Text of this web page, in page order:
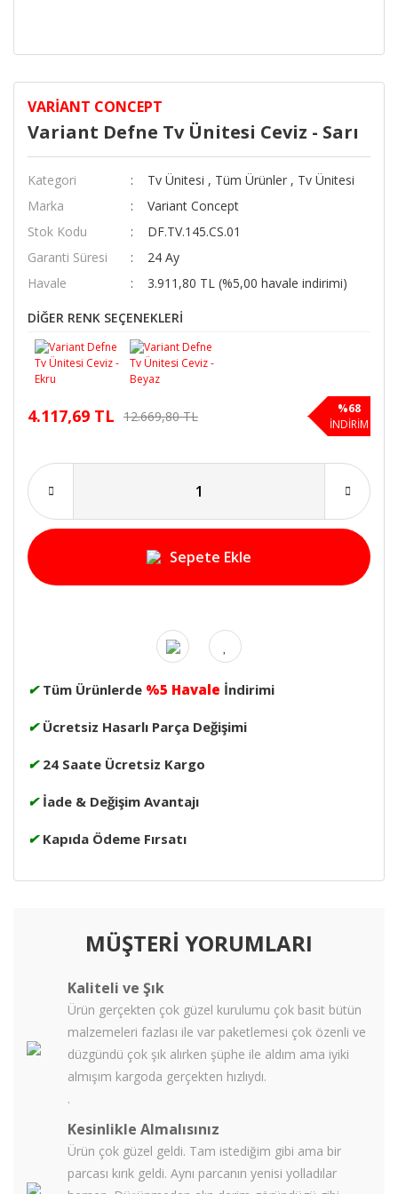
VARIANT CONCEPT
Variant Defne Tv Ünitesi Ceviz - Sarı
Kategori Tv Ünitesi , Tüm Ürünler , Tv Ünitesi
Marka
Variant Concept
Stok Kodu
DF.TV.145.CS.01
Garanti Süresi
24 Ay
Havale
3.911,80 TL (%5,00 havale indirimi)
DİĞER RENK SEÇENEKLERİ
4.117,69 TL 12.669,80 TL
%68
İNDİRİM
Sepete Ekle
✔ Tüm Ürünlerde %5 Havale İndirimi
✔ Ücretsiz Hasarlı Parça Değişimi
✔ 24 Saate Ücretsiz Kargo
✔ İade & Değişim Avantajı
✔ Kapıda Ödeme Fırsatı
MÜŞTERİ YORUMLARI
Kaliteli ve Şık
Ürün gerçekten çok güzel kurulumu çok basit bütün
malzemeleri fazlası ile var paketlemesi çok özenli ve
düzgündü çok şık alırken şüphe ile aldım ama iyiki
almışım kargoda gerçekten hızlıydı.
.
Kesinlikle Almalısınız
Ürün çok güzel geldi. Tam istediğim gibi ama bir
parcası kırık geldi. Aynı parcanın yenisi yolladılar